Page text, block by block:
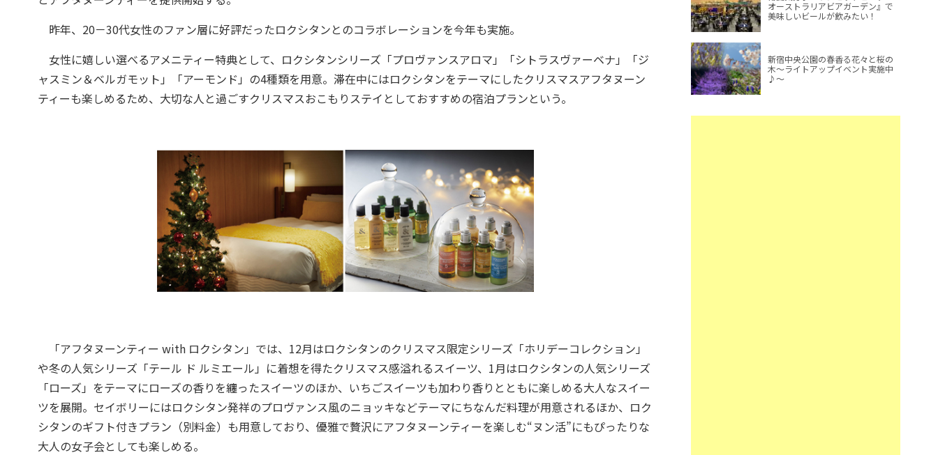
昨年、20－30代女性のファン層に好評だったロクシタンとのコラボレーションを今年も実施。
女性に嬉しい選べるアメニティー特典として、ロクシタンシリーズ「プロヴァンスアロマ」「シトラスヴァーベナ」「ジ
ャスミン＆ベルガモット」「アーモンド」の4種類を用意。滞在中にはロクシタンをテーマにしたクリスマスアフタヌーン
ティーも楽しめるため、大切な人と過ごすクリスマスおこもりステイとしておすすめの宿泊プランという。
「アフタヌーンティー with ロクシタン」では、12月はロクシタンのクリスマス限定シリーズ「ホリデーコレクション」
や冬の人気シリーズ「テール ド ルミエール」に着想を得たクリスマス感溢れるスイーツ、1月はロクシタンの人気シリーズ
「ローズ」をテーマにローズの香りを纏ったスイーツのほか、いちごスイーツも加わり香りとともに楽しめる大人なスイー
ツを展開。セイボリーにはロクシタン発祥のプロヴァンス風のニョッキなどテーマにちなんだ料理が用意されるほか、ロク
シタンのギフト付きプラン（別料金）も用意しており、優雅で贅沢にアフタヌーンティーを楽しむ“ヌン活”にもぴったりな
大人の女子会としても楽しめる。
オーストラリアビアガーデン』で
美味しいビールが飲みたい！
新宿中央公園の春香る花々と桜の
木～ライトアップイベント実施中
♪～